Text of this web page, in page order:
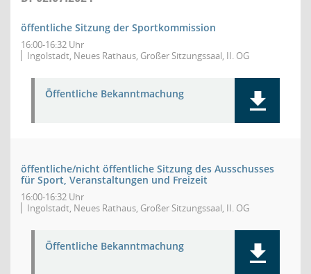
öffentliche Sitzung der Sportkommission
16:00-16:32 Uhr
Ingolstadt, Neues Rathaus, Großer Sitzungssaal, II. OG
Öffentliche Bekanntmachung
öffentliche/nicht öffentliche Sitzung des Ausschusses
für Sport, Veranstaltungen und Freizeit
16:00-16:32 Uhr
Ingolstadt, Neues Rathaus, Großer Sitzungssaal, II. OG
Öffentliche Bekanntmachung